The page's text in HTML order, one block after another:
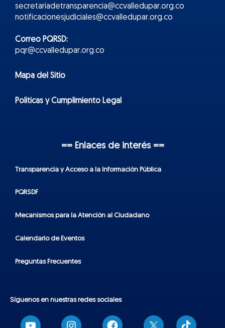
secretariadetransparencia@ccvalledupar.org.co
notificacionesjudiciales@ccvalledupar.org.co
Correo PQRSD:
pqr@ccvalledupar.org.co
Mapa del Sitio
Políticas y Cumplimiento Legal
== Enlaces de interés ==
Transparencia y Acceso a la Información Pública
PQRSDF
Mecanismos para la Atención al Ciudadano
Calendario de Eventos
Preguntas Frecuentes
Síguenos en nuestras redes sociales
T